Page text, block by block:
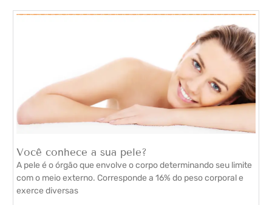
Você conhece a sua pele?
A pele é o órgão que envolve o corpo determinando seu limite
com o meio externo. Corresponde a 16% do peso corporal e
exerce diversas